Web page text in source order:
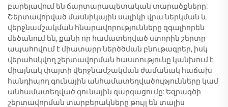
բարելավում են ճարտարապետական տարածքները:
Շերտավորված մասնիկային սալիկի վրա ներկման և
վերջնամշակման հնարավորությունները զգալիորեն
մեծանում են, քանի որ համատեղված ստորին շերտը
ապահովում է միատարր ներծծման բնութագրեր, իսկ
վերահսկվող շերտավորման հաստությունը կանխում է
միայնակ փայտի վերջնամշակման ժամանակ հաճախ
հանդիպող գունային անհամատեղվածությունները կամ
անհամատեղված գունային զարգացումը: Եզրագծի
շերտավորման տարբերակները թույլ են տալիս